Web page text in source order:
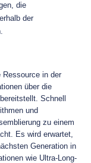
die
der
Ressource in der
über die
Schnell
und
zu einem
Es wird erwartet,
Generation in
wie Ultra-Long-